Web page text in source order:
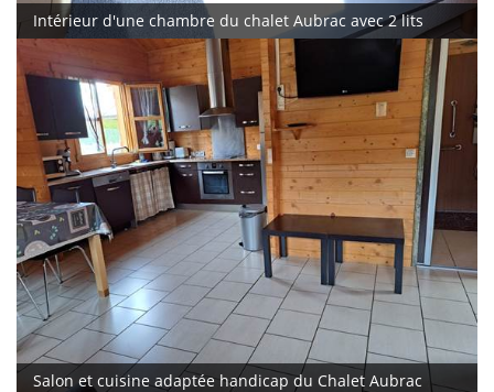
Intérieur d'une chambre du chalet Aubrac avec 2 lits
Salon et cuisine adaptée handicap du Chalet Aubrac